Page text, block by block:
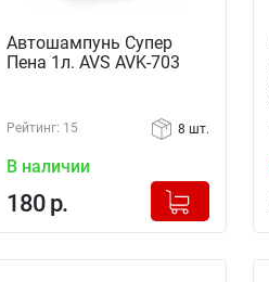
Автошампунь Супер
Пена 1л. AVS AVK-703
Рейтинг: 15 8 шт.
В наличии
180 р.
+
Добавлено в корзину